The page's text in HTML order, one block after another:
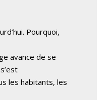
Pourquoi,
avance de se
les habitants, les